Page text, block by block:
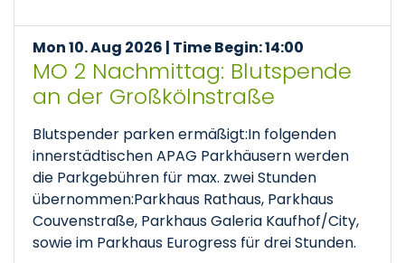
Mon 10. Aug 2026 | Time Begin: 14:00
MO 2 Nachmittag: Blutspende
an der Großkölnstraße
Blutspender parken ermäßigt:In folgenden
innerstädtischen APAG Parkhäusern werden
die Parkgebühren für max. zwei Stunden
übernommen:Parkhaus Rathaus, Parkhaus
Couvenstraße, Parkhaus Galeria Kaufhof/City,
sowie im Parkhaus Eurogress für drei Stunden.